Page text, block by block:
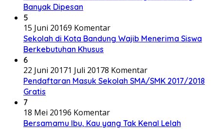
Banyak Dipesan
5
15 Juni 20169 Komentar
Sekolah di Kota Bandung Wajib Menerima Siswa
Berkebutuhan Khusus
6
22 Juni 20171 Juli 20178 Komentar
Pendaftaran Masuk Sekolah SMA/SMK 2017/2018
Gratis
7
18 Mei 20196 Komentar
Bersamamu Ibu, Kau yang Tak Kenal Lelah